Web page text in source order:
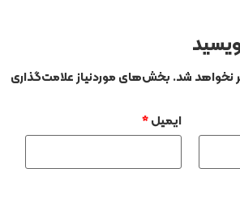
نخواهد شد.بخش‌های موردنیاز علامت‌گذاری
ایمیل*